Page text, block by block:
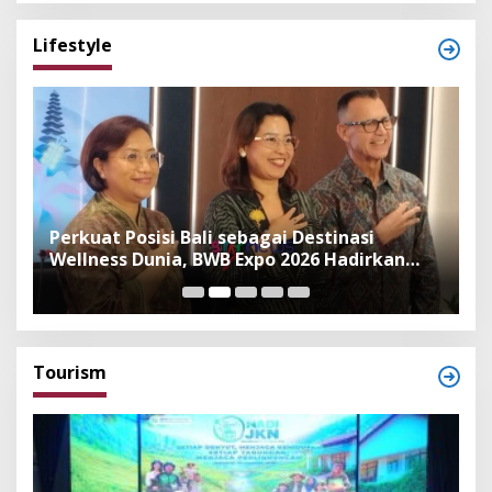
Lifestyle
Perkuat Posisi Bali sebagai Destinasi
Wellness Dunia, BWB Expo 2026 Hadirkan
Exhibitor Nasional dan Global
Tourism